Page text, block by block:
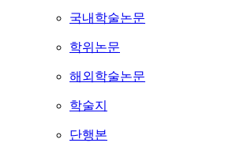
국내학술논문
학위논문
해외학술논문
학술지
단행본